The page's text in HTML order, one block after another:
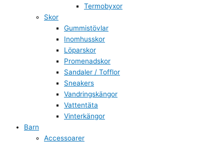
Termobyxor
Skor
Gummistövlar
Inomhusskor
Löparskor
Promenadskor
Sandaler / Tofflor
Sneakers
Vandringskängor
Vattentäta
Vinterkängor
Barn
Accessoarer